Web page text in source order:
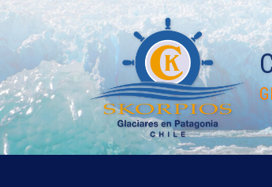
Saltar
contenido